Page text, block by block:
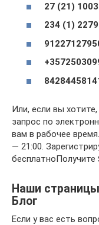
27 (21)
234 (1)
Или, если вы
запрос по
вам в рабочее
— 21:00.
Наши
Блог
Если у вас есть